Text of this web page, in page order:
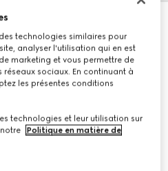
technologies similaires pour
analyser l'utilisation qui en est
marketing et vous permettre de
sociaux. En continuant à
les présentes conditions
technologies et leur utilisation sur
Politique en matière de